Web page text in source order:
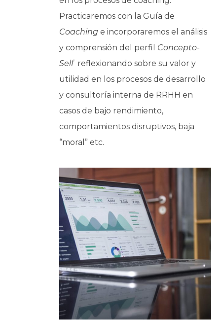
Practicaremos con la Guía de
Coaching e incorporaremos el análisis
y comprensión del perfil Concepto-
Selfreflexionando sobre su valor y
utilidad en los procesos de desarrollo
y consultoría interna de RRHH en
casos de bajo rendimiento,
comportamientos disruptivos, baja
“moral” etc.